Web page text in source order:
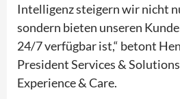
Intelligenz steigern wir nicht
sondern bieten unseren
24/7 verfügbar ist,“ betont
President Services &
Experience & Care.